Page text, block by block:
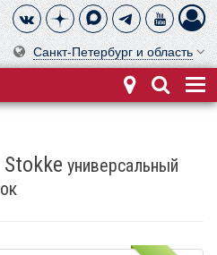
Санкт-Петербург и область
универсальный